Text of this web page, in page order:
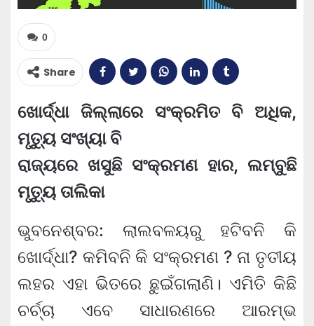
0
Share
ଖୋର୍ଦ୍ଧା ଜିଲ୍ଲାରେ ସଂକ୍ରମିତ ବି ଅଧିକ,
ମୃତ୍ୟୁ ସଂଖ୍ୟା ବି
ରାଜ୍ୟରେ ଖସୁଛି ସଂକ୍ରମଣ ହାର, ଲମ୍ବୁଛି
ମୃତ୍ୟୁ ତାଲିକା
ଭୁବନେଶ୍ବର: ଲାଲବଳୟରୁ ହଟିବନି କି
ଖୋର୍ଦ୍ଧା? କମିବନି କି ସଂକ୍ରମଣ ? ନା ତୃତୀୟ
ଲହର ଏହା ଭିତରେ ଛୁଇଁଗଲାଣି। ଏମିତି କିଛି
ଚର୍ଚ୍ଚା ଏବେ ସାଧାରଣରେ ଆରମ୍ଭ